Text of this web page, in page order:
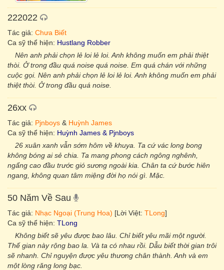
222022
Tác giả: Chưa Biết
Ca sỹ thể hiện: Hustlang Robber
Nên anh phải chọn lẻ loi lẻ loi. Anh không muốn em phải thiệt
thòi. Ở trong đầu quá noise quá noise. Em quá chán với những
cuộc gọi. Nên anh phải chọn lẻ loi lẻ loi. Anh không muốn em phải
thiệt thòi. Ở trong đầu quá noise.
26xx
Tác giả: Pjnboys & Huỳnh James
Ca sỹ thể hiện: Huỳnh James & Pjnboys
26 xuân xanh vẫn sớm hôm về khuya. Ta cứ vác long bong
không bóng ai sẻ chia. Ta mang phong cách ngông nghênh,
ngẩng cao đầu trước gió sương ngoài kia. Chân ta cứ bước hiên
ngang, không quan tâm miệng đời họ nói gì. Mặc.
50 Năm Về Sau
Tác giả: Nhạc Ngoại (Trung Hoa) [Lời Việt: TLong]
Ca sỹ thể hiện: TLong
Không biết sẽ yêu được bao lâu. Chỉ biết yêu mãi một người.
Thế gian này rộng bao la. Và ta có nhau rồi. Dẫu biết thời gian trôi
sẽ nhanh. Chỉ nguyện được yêu thương chân thành. Anh và em
một lòng răng long bạc.